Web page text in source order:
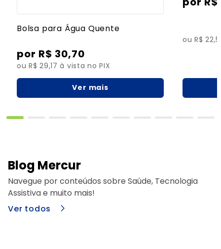
Bolsa para Água Quente
R$ 30,70
ou R$ 29,17 à vista no PIX
Ver mais
ou R$
Blog Mercur
Navegue por conteúdos sobre Saúde, Tecnologia
Assistiva e muito mais!
Ver todos